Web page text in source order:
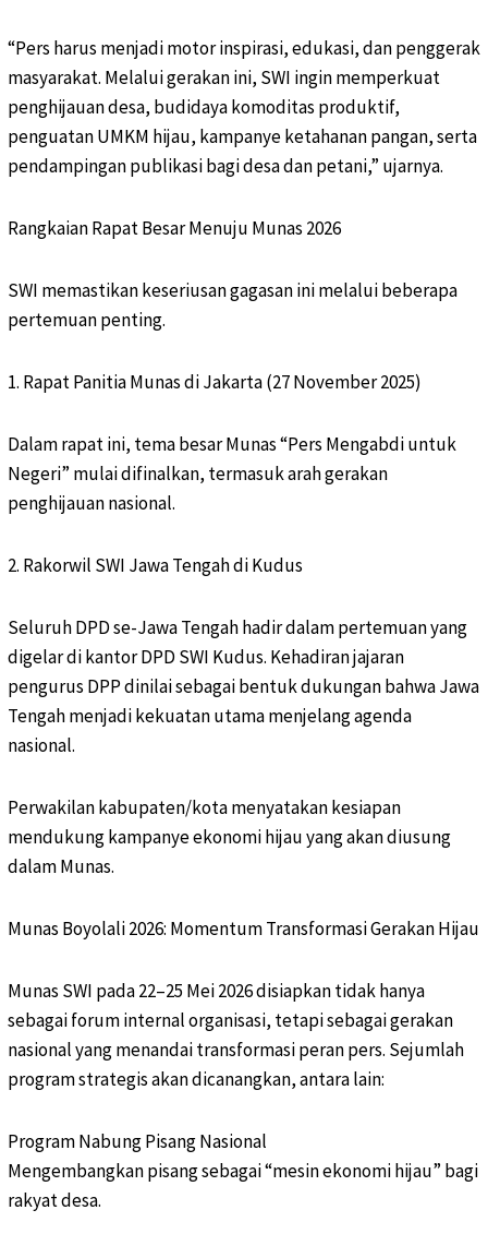
“Pers harus menjadi motor inspirasi, edukasi, dan penggerak
masyarakat. Melalui gerakan ini, SWI ingin memperkuat
penghijauan desa, budidaya komoditas produktif,
penguatan UMKM hijau, kampanye ketahanan pangan, serta
pendampingan publikasi bagi desa dan petani,” ujarnya.
Rangkaian Rapat Besar Menuju Munas 2026
SWI memastikan keseriusan gagasan ini melalui beberapa
pertemuan penting.
1. Rapat Panitia Munas di Jakarta (27 November 2025)
Dalam rapat ini, tema besar Munas “Pers Mengabdi untuk
Negeri” mulai difinalkan, termasuk arah gerakan
penghijauan nasional.
2. Rakorwil SWI Jawa Tengah di Kudus
Seluruh DPD se-Jawa Tengah hadir dalam pertemuan yang
digelar di kantor DPD SWI Kudus. Kehadiran jajaran
pengurus DPP dinilai sebagai bentuk dukungan bahwa Jawa
Tengah menjadi kekuatan utama menjelang agenda
nasional.
Perwakilan kabupaten/kota menyatakan kesiapan
mendukung kampanye ekonomi hijau yang akan diusung
dalam Munas.
Munas Boyolali 2026: Momentum Transformasi Gerakan Hijau
Munas SWI pada 22–25 Mei 2026 disiapkan tidak hanya
sebagai forum internal organisasi, tetapi sebagai gerakan
nasional yang menandai transformasi peran pers. Sejumlah
program strategis akan dicanangkan, antara lain:
Program Nabung Pisang Nasional
Mengembangkan pisang sebagai “mesin ekonomi hijau” bagi
rakyat desa.